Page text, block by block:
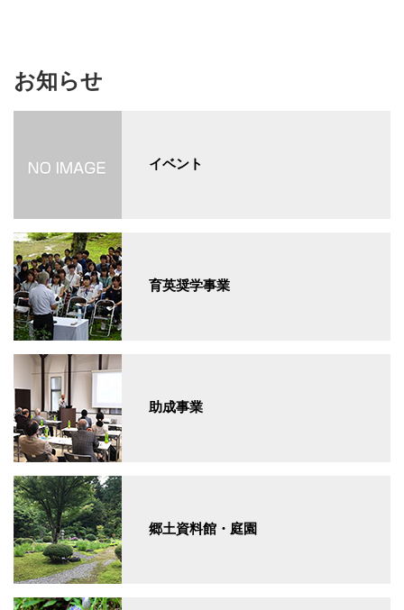
お知らせ
イベント
育英奨学事業
助成事業
郷土資料館・庭園